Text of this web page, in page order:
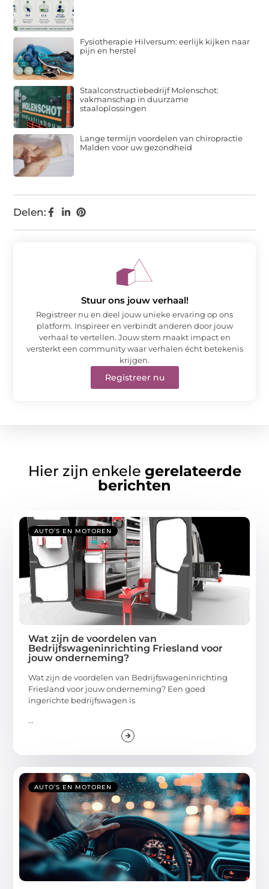
Delen:
Fysiotherapie Hilversum: eerlijk kijken naar
pijn en herstel
Staalconstructiebedrijf Molenschot:
vakmanschap in duurzame
staaloplossingen
Lange termijn voordelen van chiropractie
Malden voor uw gezondheid
Stuur ons jouw verhaal!
Registreer nu en deel jouw unieke ervaring op ons
platform. Inspireer en verbindt anderen door jouw
verhaal te vertellen. Jouw stem maakt impact en
versterkt een community waar verhalen écht betekenis
krijgen.
Registreer nu
Hier zijn enkele gerelateerde
berichten
AUTO’S EN MOTOREN
Wat zijn de voordelen van
Bedrijfswageninrichting Friesland voor
jouw onderneming?
Wat zijn de voordelen van Bedrijfswageninrichting
Friesland voor jouw onderneming? Een goed
ingerichte bedrijfswagen is
...
AUTO’S EN MOTOREN